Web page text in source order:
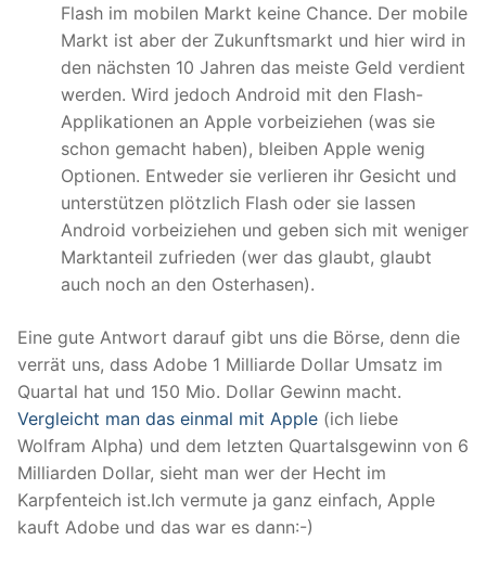
Flash im mobilen Markt keine Chance. Der mobile
Markt ist aber der Zukunftsmarkt und hier wird in
den nächsten 10 Jahren das meiste Geld verdient
werden. Wird jedoch Android mit den Flash-
Applikationen an Apple vorbeiziehen (was sie
schon gemacht haben), bleiben Apple wenig
Optionen. Entweder sie verlieren ihr Gesicht und
unterstützen plötzlich Flash oder sie lassen
Android vorbeiziehen und geben sich mit weniger
Marktanteil zufrieden (wer das glaubt, glaubt
auch noch an den Osterhasen).
Eine gute Antwort darauf gibt uns die Börse, denn die
verrät uns, dass Adobe 1 Milliarde Dollar Umsatz im
Quartal hat und 150 Mio. Dollar Gewinn macht.
Vergleicht man das einmal mit Apple (ich liebe
Wolfram Alpha) und dem letzten Quartalsgewinn von 6
Milliarden Dollar, sieht man wer der Hecht im
Karpfenteich ist.Ich vermute ja ganz einfach, Apple
kauft Adobe und das war es dann:-)